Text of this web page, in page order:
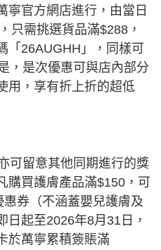
寧官方網店進行，由當日
只需挑選貨品滿$288，
「26AUGHH」，同樣可
，是次優惠可與店內部分
用，享有折上折的超低
可留意其他同期進行的獎
購買護膚產品滿$150，可
券（不涵蓋嬰兒護膚及
日起至2026年8月31日，
於萬寧累積簽賬滿